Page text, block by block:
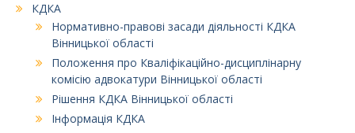
КДКА
Нормативно-правові засади діяльності КДКА
Вінницької області
Положення про Кваліфікаційно-дисциплінарну
комісію адвокатури Вінницької області
Рішення КДКА Вінницької області
Інформація КДКА